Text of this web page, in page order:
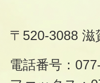
〒520-3088 滋
電話番号：